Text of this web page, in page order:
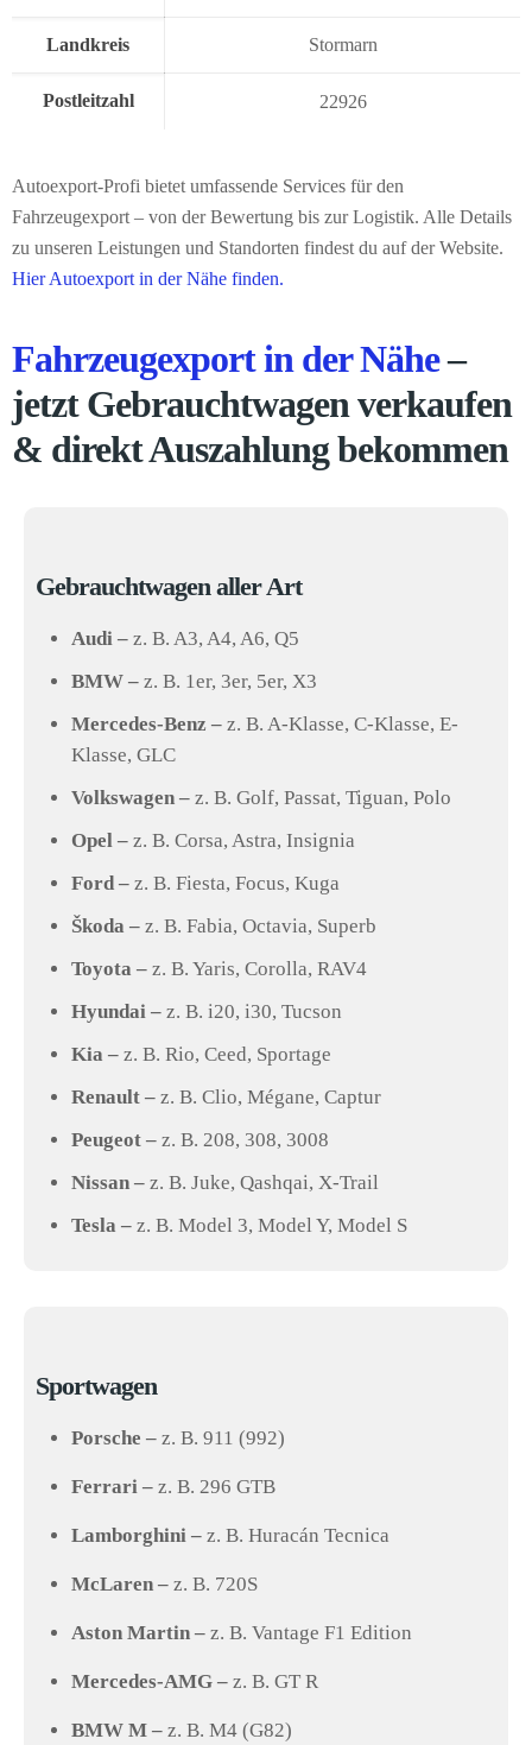
Landkreis Stormarn
Postleitzahl 22926
Autoexport-Profi bietet umfassende Services für den
Fahrzeugexport – von der Bewertung bis zur Logistik. Alle Details
zu unseren Leistungen und Standorten findest du auf der Website.
Hier Autoexport in der Nähe finden.
Fahrzeugexport in der Nähe–
jetzt Gebrauchtwagen verkaufen
& direkt Auszahlung bekommen
Gebrauchtwagen aller Art
Audi – z. B. A3, A4, A6, Q5
BMW – z. B. 1er, 3er, 5er, X3
Mercedes-Benz – z. B. A-Klasse, C-Klasse, E-
Klasse, GLC
Volkswagen – z. B. Golf, Passat, Tiguan, Polo
Opel – z. B. Corsa, Astra, Insignia
Ford – z. B. Fiesta, Focus, Kuga
Škoda – z. B. Fabia, Octavia, Superb
Toyota – z. B. Yaris, Corolla, RAV4
Hyundai – z. B. i20, i30, Tucson
Kia – z. B. Rio, Ceed, Sportage
Renault – z. B. Clio, Mégane, Captur
Peugeot – z. B. 208, 308, 3008
Nissan – z. B. Juke, Qashqai, X-Trail
Tesla – z. B. Model 3, Model Y, Model S
Sportwagen
Porsche – z. B. 911 (992)
Ferrari – z. B. 296 GTB
Lamborghini – z. B. Huracán Tecnica
McLaren – z. B. 720S
Aston Martin – z. B. Vantage F1 Edition
Mercedes-AMG – z. B. GT R
BMW M – z. B. M4 (G82)